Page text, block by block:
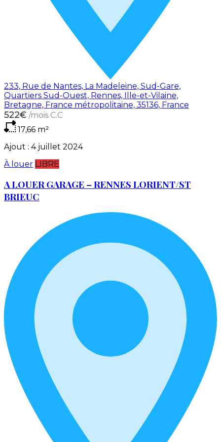
233, Rue de Nantes, La Madeleine, Sud-Gare,
Quartiers Sud-Ouest, Rennes, Ille-et-Vilaine,
Bretagne, France métropolitaine, 35136, France
522€ /mois C.C
17,66 m²
Ajout : 4 juillet 2024
À louer LIBRE
A LOUER GARAGE – RENNES LORIENT/ST
BRIEUC